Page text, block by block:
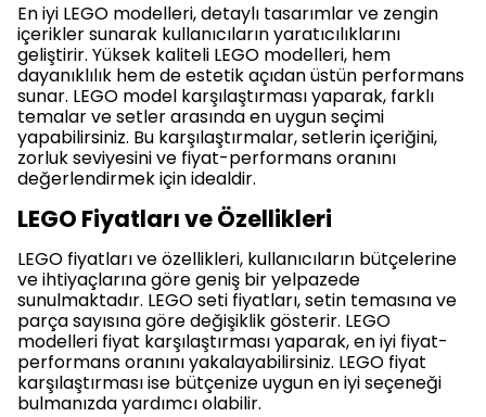
En iyi LEGO modelleri, detaylı tasarımlar ve zengin
içerikler sunarak kullanıcıların yaratıcılıklarını
geliştirir. Yüksek kaliteli LEGO modelleri, hem
dayanıklılık hem de estetik açıdan üstün performans
sunar. LEGO model karşılaştırması yaparak, farklı
temalar ve setler arasında en uygun seçimi
yapabilirsiniz. Bu karşılaştırmalar, setlerin içeriğini,
zorluk seviyesini ve fiyat-performans oranını
değerlendirmek için idealdir.
LEGO Fiyatları ve Özellikleri
LEGO fiyatları ve özellikleri, kullanıcıların bütçelerine
ve ihtiyaçlarına göre geniş bir yelpazede
sunulmaktadır. LEGO seti fiyatları, setin temasına ve
parça sayısına göre değişiklik gösterir. LEGO
modelleri fiyat karşılaştırması yaparak, en iyi fiyat-
performans oranını yakalayabilirsiniz. LEGO fiyat
karşılaştırması ise bütçenize uygun en iyi seçeneği
bulmanızda yardımcı olabilir.